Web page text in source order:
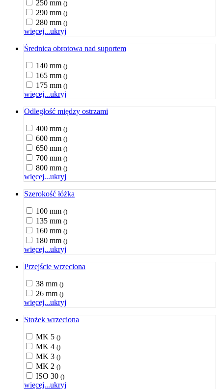
250 mm ()
290 mm ()
280 mm ()
więcej...ukryj
Średnica obrotowa nad suportem
140 mm ()
165 mm ()
175 mm ()
więcej...ukryj
Odległość między ostrzami
400 mm ()
600 mm ()
650 mm ()
700 mm ()
800 mm ()
więcej...ukryj
Szerokość łóżka
100 mm ()
135 mm ()
160 mm ()
180 mm ()
więcej...ukryj
Przejście wrzeciona
38 mm ()
26 mm ()
więcej...ukryj
Stożek wrzeciona
MK 5 ()
MK 4 ()
MK 3 ()
MK 2 ()
ISO 30 ()
więcej...ukryj